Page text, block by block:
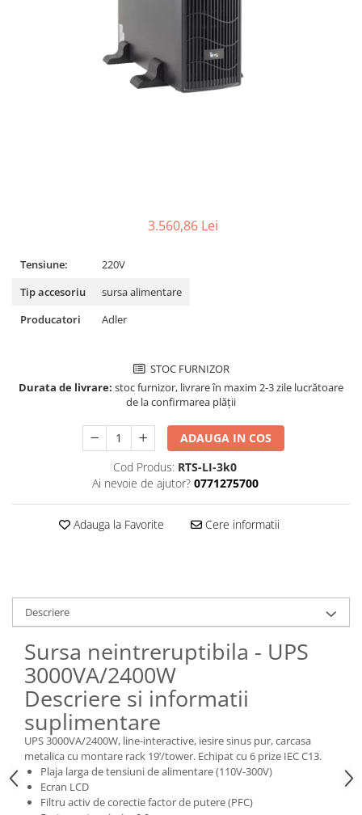
3.560,86 Lei
Tensiune:
220V
Tip accesoriu
sursa alimentare
Producatori
Adler
STOC FURNIZOR
Durata de livrare: stoc furnizor, livrare în maxim 2-3 zile lucrătoare
de la confirmarea plății
ADAUGA IN COS
Cod Produs: RTS-LI-3k0
Ai nevoie de ajutor? 0771275700
Adauga la Favorite Cere informatii
Descriere
Sursa neintreruptibila - UPS
3000VA/2400W
Descriere si informatii
suplimentare
UPS 3000VA/2400W, line-interactive, iesire sinus pur, carcasa
metalica cu montare rack 19’/tower. Echipat cu 6 prize IEC C13.
Plaja larga de tensiuni de alimentare (110V-300V)
Ecran LCD
Filtru activ de corectie factor de putere (PFC)